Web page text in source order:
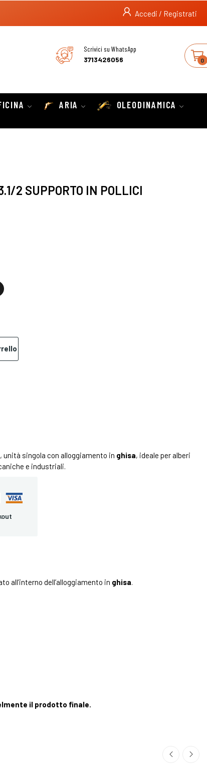
Accedi / Registrati
0
Scrivici su WhatsApp
3713426056
ARIA
OLEODINAMICA
2 SUPPORTO IN POLLICI
, unità singola con alloggiamento in ghisa, ideale per alberi
e industriali.
all’interno dell’alloggiamento in ghisa.
il prodotto finale.